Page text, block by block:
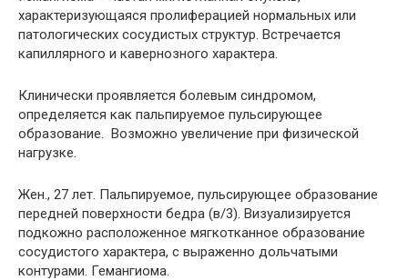
характеризующаяся пролиферацией нормальных или
патологических сосудистых структур. Встречается
капиллярного и кавернозного характера.
Клинически проявляется болевым синдромом,
определяется как пальпируемое пульсирующее
образование. Возможно увеличение при физической
нагрузке.
Жен., 27 лет. Пальпируемое, пульсирующее образование
передней поверхности бедра (в/3). Визуализируется
подкожно расположенное мягкотканное образование
сосудистого характера, с выраженно дольчатыми
контурами. Гемангиома.